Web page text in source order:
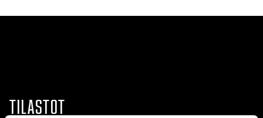
TILASTOT